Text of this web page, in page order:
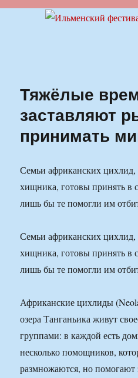
Ильменский
Тяжёлые
заставляют
принимать
Семьи африканских
хищника, готовы принять в
лишь бы те помогли им
Семьи африканских
хищника, готовы принять в
лишь бы те помогли им
Африканские цихлиды
озера Танганьика живут
группами: в каждой есть
несколько помощников,
размножаются, но